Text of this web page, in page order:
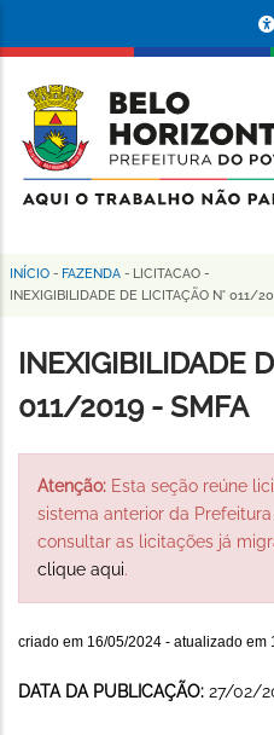
conteúdo
principal
da
Prefeitura
de
Horizonte
Trilha
navegação
INÍCIO - FAZENDA - LICITACAO -
INEXIGIBILIDADE DE LICITAÇÃO N° 011/
INEXIGIBILIDADE
011/2019 - SMFA
Atenção: Esta seção reúne
sistema anterior da
consultar as licitações já
clique aqui.
criado em 16/05/2024 - atualizado em
DATA DA PUBLICAÇÃO: 27/02/